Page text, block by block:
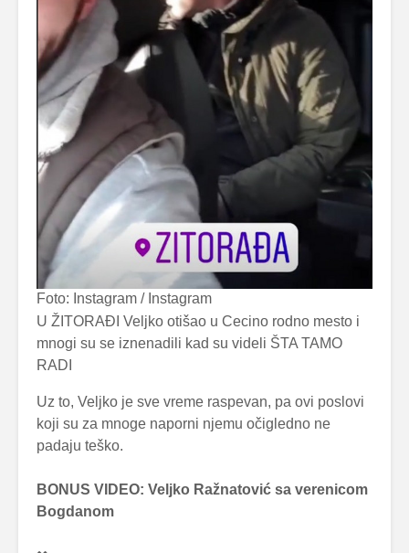
Foto: Instagram / Instagram
U ŽITORAĐI Veljko otišao u Cecino rodno mesto i
mnogi su se iznenadili kad su videli ŠTA TAMO
RADI
Uz to, Veljko je sve vreme raspevan, pa ovi poslovi
koji su za mnoge naporni njemu očigledno ne
padaju teško.
BONUS VIDEO: Veljko Ražnatović sa verenicom
Bogdanom